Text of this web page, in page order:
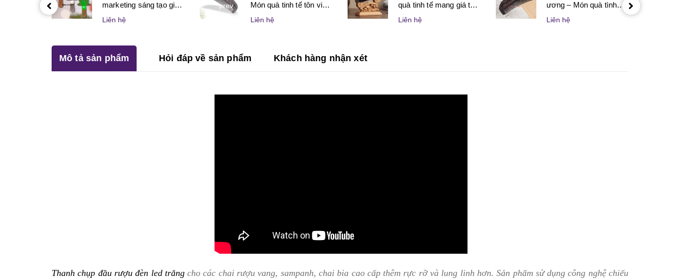
marketing sáng tạo giúp
doanh nghiệp bùng nổ
mùa lễ hội
Liên hệ
Món quà tinh tế tôn vinh
vẻ đẹp và sự may mắn
dành cho phụ nữ
Liên hệ
quà tinh tế mang giá trị
nghệ thuật và ý nghĩa
dành tặng người thân
Liên hệ
ương – Món quà tình
yêu tinh tế dành cho
người yêu và vợ chồng
Liên hệ
prev
Mô tả sản phẩm Hỏi đáp về sản phẩm Khách hàng nhận xét
Thanh chụp đầu rượu đèn led trắngcho các chai rượu vang, sampanh, chai bia cao cấp thêm rực rỡ và lung linh hơn. Sản phẩm sử dụng công nghệ chiếu